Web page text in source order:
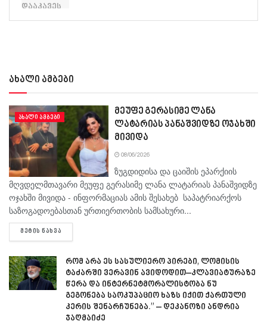
ახალი ამბები
ᲐᲮᲐᲚᲘ ᲐᲛᲑᲔᲑᲘ
მეუფე გერასიმე ლანა
ლატარიას პანაშვიდზე ოჯახში
მივიდა
08/06/2026
ზუგდიდისა და ცაიშის ეპარქიის
მღვდელმთავარი მეუფე გერასიმე ლანა ლატარიას პანაშვიდზე
ოჯახში მივიდა - ინფორმაციას ამის შესახებ საპატრიარქოს
საზოგადოებასთან ურთიერთობის სამსახური...
ᲛᲔᲢᲘᲡ ᲜᲐᲮᲕᲐ
რომ არა ეს სასულიერო პირები, ლომისის
ტაძარში ვერავინ ავიდოდით–კლავიატურაზე
წერა და ინტერნეტმორალისტობა ნუ
გეგონება საოკუპაციო ხაზს იქით ქართული
კერის შენარჩუნება.” – დეკანოზი ანდრია
ჯაღმაიძე